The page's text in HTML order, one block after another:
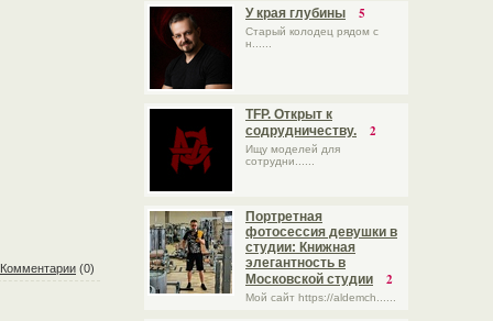
Комментарии (0)
У края глубины 5
Старый колодец рядом с
н......
TFP. Открыт к
содрудничеству.
2
Ищу моделей для
сотрудни......
Портретная
фотосессия девушки в
студии: Книжная
элегантность в
Московской студии
2
Мой сайт https://aldemch......